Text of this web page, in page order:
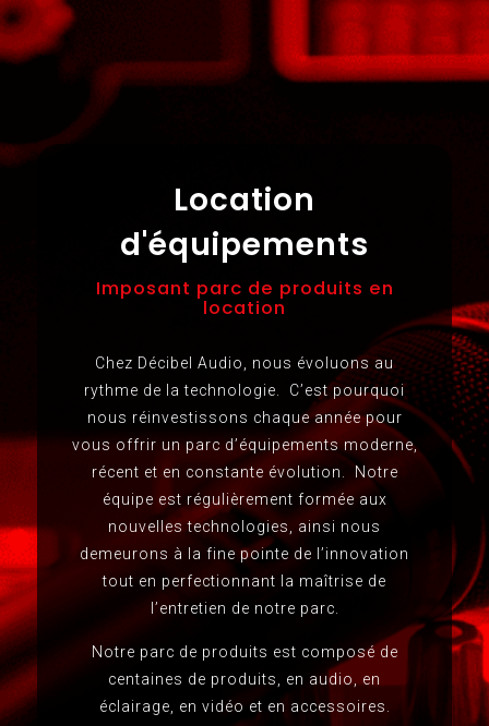
Location
d'équipements
Imposant parc de produits en
location
Chez Décibel Audio, nous évoluons au
rythme de la technologie.
C’est pourquoi
nous réinvestissons chaque année pour
vous offrir un parc d’équipements moderne,
récent et en constante évolution.
Notre
équipe est régulièrement formée aux
nouvelles technologies, ainsi nous
demeurons à la fine pointe de l’innovation
tout en perfectionnant la maîtrise de
l’entretien de notre parc.
Notre parc de produits est composé de
centaines de produits, en audio, en
éclairage, en vidéo et en accessoires.